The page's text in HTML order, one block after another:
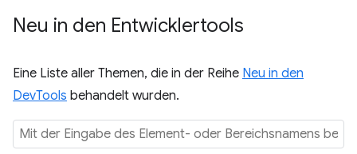
Neu in den Entwicklertools
Eine Liste aller Themen, die in der Reihe Neu in den
DevTools behandelt wurden.